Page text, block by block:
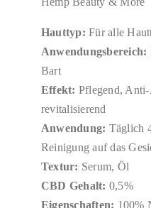
Hauttyp: Für alle
Anwendungsbereich:
Bart
Effekt: Pflegend,
revitalisierend
Anwendung: Täglich
Reinigung auf das
Textur: Serum, Öl
CBD Gehalt: 0,5%
Eigenschaften: 100%